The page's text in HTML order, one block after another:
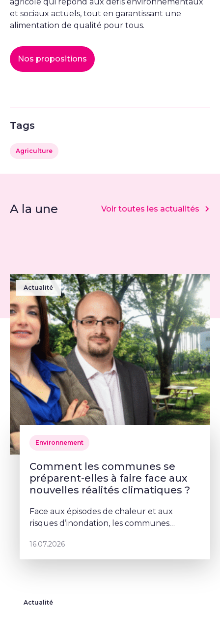
et sociaux actuels, tout en garantissant une
alimentation de qualité pour tous.
Nos propositions
Tags
Agriculture
A la une Voir toutes les actualités
Actualité
Environnement
Comment les communes se
préparent-elles à faire face aux
nouvelles réalités climatiques ?
Face aux épisodes de chaleur et aux
risques d’inondation, les communes
Schaerbeek, Deborah Lorenzino mise sur la
végétalisation et la participation cito
16.07.2026
Actualité